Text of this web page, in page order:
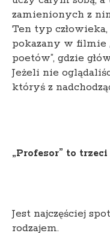
zamienionych z
Ten typ
pokazany w filmie
poetów”, gdzie
Jeżeli nie
któryś z
„Profesor” to
Jest najczęściej
rodzajem.